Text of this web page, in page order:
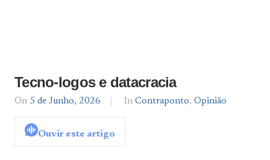
Tecno-logos e datacracia
On 5 de Junho, 2026
By
In Contraponto, Opinião
Ouvir este artigo